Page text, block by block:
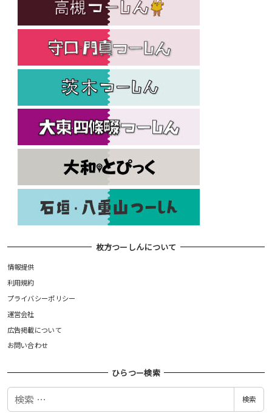
枚方つーしんについて
情報提供
利用規約
プライバシーポリシー
運営会社
広告掲載について
お問い合わせ
ひらつー検索
検
検索